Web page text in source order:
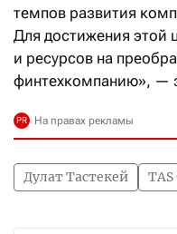
темпов развития
Для достижения этой
и ресурсов на
финтехкомпанию», —
Дулат Тастекей